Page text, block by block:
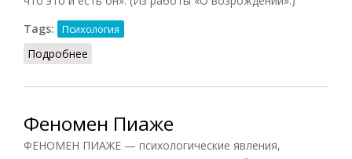
Tags:
Психология
Подробнее
Феномен Пиаже
ФЕНОМЕН ПИАЖЕ — психологические явления,